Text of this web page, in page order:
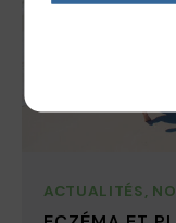
ACTUALITÉS,